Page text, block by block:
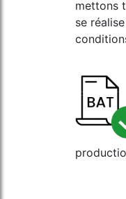
mettons
se